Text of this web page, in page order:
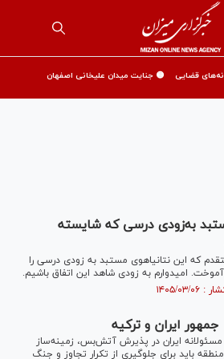
قضایی 🟡 جنایت میدان علیخانی اصفهان
به‌زودی درسی که شایسته
که این نتانیاهوی مستبد به زودی درسی را
امیدوارم به زودی شاهد این اتفاق باشیم.
ایران و ترکیه
ایران در پذیرش آتش‌بس، زمینه‌ساز
باید برای جلوگیری از تکرار تجاوز و جنگ